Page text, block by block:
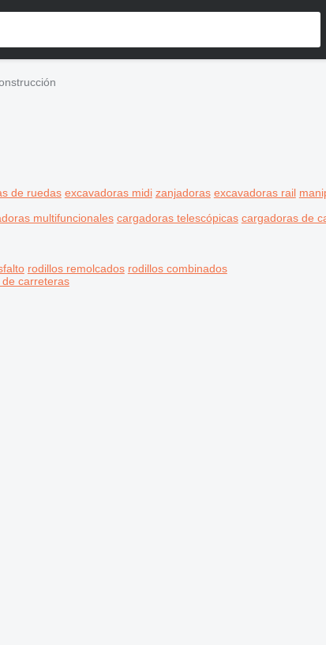
de ruedas excavadoras midi zanjadoras excavadoras rail
multifuncionales cargadoras telescópicas cargadoras de
rodillos remolcados rodillos combinados
carreteras